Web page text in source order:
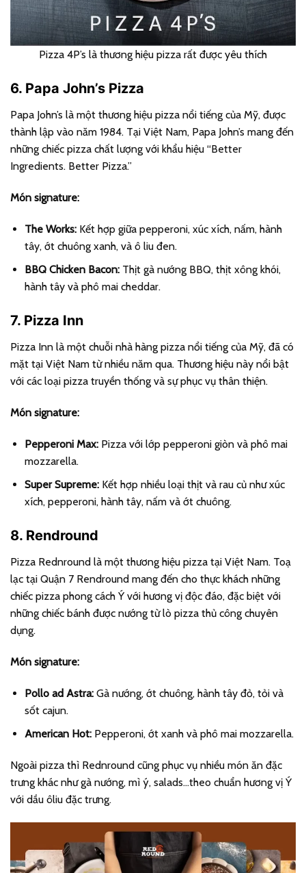
Pizza 4P’s là thương hiệu pizza rất được yêu thích
6. Papa John’s Pizza
Papa John’s là một thương hiệu pizza nổi tiếng của Mỹ, được
thành lập vào năm 1984. Tại Việt Nam, Papa John’s mang đến
những chiếc pizza chất lượng với khẩu hiệu “Better
Ingredients. Better Pizza.”
Món signature:
The Works:Kết hợp giữa pepperoni, xúc xích, nấm, hành
tây, ớt chuông xanh, và ô liu đen.
BBQ Chicken Bacon:Thịt gà nướng BBQ, thịt xông khói,
hành tây và phô mai cheddar.
7. Pizza Inn
Pizza Inn là một chuỗi nhà hàng pizza nổi tiếng của Mỹ, đã có
mặt tại Việt Nam từ nhiều năm qua. Thương hiệu này nổi bật
với các loại pizza truyền thống và sự phục vụ thân thiện.
Món signature:
Pepperoni Max:Pizza với lớp pepperoni giòn và phô mai
mozzarella.
Super Supreme:Kết hợp nhiều loại thịt và rau củ như xúc
xích, pepperoni, hành tây, nấm và ớt chuông.
8. Rendround
Pizza Rednround là một thương hiệu pizza tại Việt Nam. Toạ
lạc tại Quận 7 Rendround mang đến cho thực khách những
chiếc pizza phong cách Ý với hương vị độc đáo, đặc biệt với
những chiếc bánh được nướng từ lò pizza thủ công chuyên
dụng.
Món signature:
Pollo ad Astra:Gà nướng, ớt chuông, hành tây đỏ, tỏi và
sốt cajun.
American Hot:Pepperoni, ớt xanh và phô mai mozzarella.
Ngoài pizza thì Rednround cũng phục vụ nhiều món ăn đặc
trưng khác như gà nướng, mì ý, salads…theo chuẩn hương vị Ý
với dầu ôliu đặc trưng.